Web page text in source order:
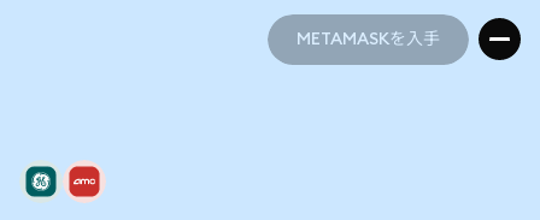
METAMASKを入手